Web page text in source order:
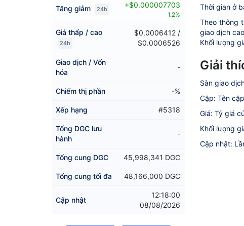
Tăng giảm 24h +$0.000007703
1.2%
Giá thấp / cao
24h
$0.0006412 /
$0.0006526
Giao dịch / Vốn
hóa
-
Chiếm thị phần -%
Xếp hạng #5318
Tổng DGC lưu
hành
-
Tổng cung DGC 45,998,341 DGC
Tổng cung tối đa 48,166,000 DGC
Cập nhật
12:18:00
08/08/2026
Thời gian ở
Theo thông
giao dịch
Khối lượng
Giải
Sàn giao
Cặp: Tên
Giá: Tỷ giá
Khối lượng
Cập nhật: